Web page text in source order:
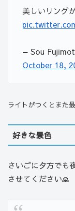
美しいリング
— Sou
October 18,
ライトがつくとまた
好きな景色
さいごに夕方でも
させてください🙏